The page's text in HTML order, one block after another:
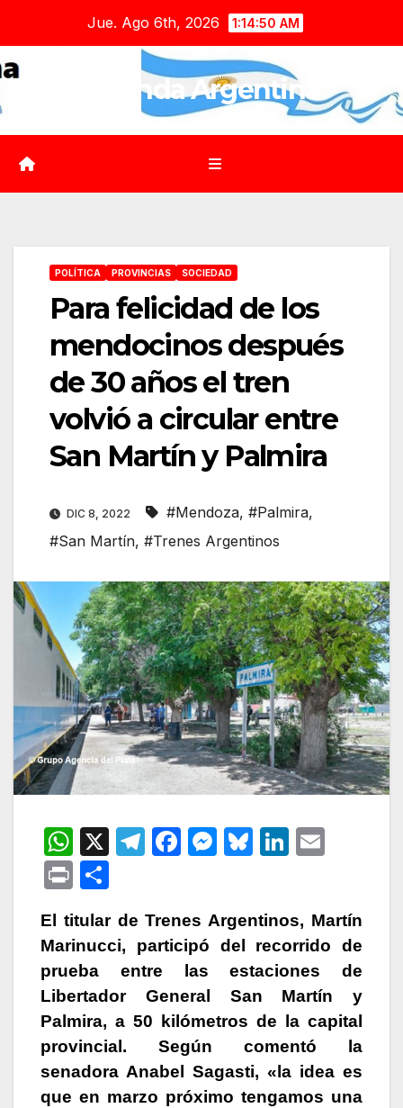
contenido
Jue. Ago 6th, 2026 1:14:51 AM
Agenda Argentina
POLÍTICA PROVINCIAS SOCIEDAD
Para felicidad de los
mendocinos después
de 30 años el tren
volvió a circular entre
San Martín y Palmira
DIC 8, 2022 #Mendoza, #Palmira,
#San Martín, #Trenes Argentinos
W
h
at
s
A
p
p
X
T
gr
a
m
F
e
b
o
o
k
M
s
e
n
g
er
Bl
s
k
y
Li
e
dI
n
P
nt m
p
ar
tir
El titular de Trenes Argentinos, Martín
Marinucci, participó del recorrido de
prueba entre las estaciones de
Libertador General San Martín y
Palmira, a 50 kilómetros de la capital
provincial. Según comentó la
senadora Anabel Sagasti, «la idea es
que en marzo próximo tengamos una